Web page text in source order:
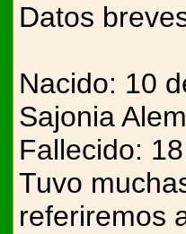
Datos
Nacido: 10
Sajonia
Fallecido:
Tuvo
referiremos